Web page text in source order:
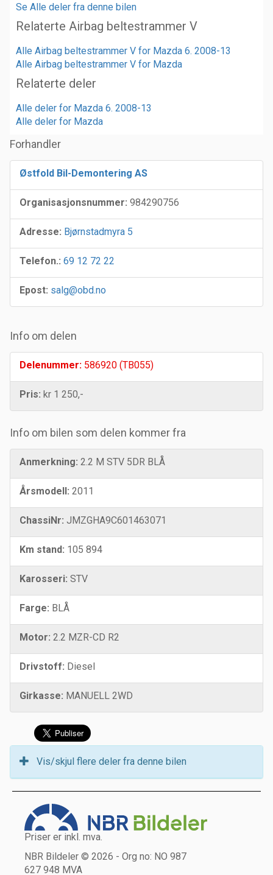
Se Alle deler fra denne bilen
Relaterte Airbag beltestrammer V
Alle Airbag beltestrammer V for Mazda 6. 2008-13
Alle Airbag beltestrammer V for Mazda
Relaterte deler
Alle deler for Mazda 6. 2008-13
Alle deler for Mazda
Forhandler
Østfold Bil-Demontering AS
Organisasjonsnummer: 984290756
Adresse: Bjørnstadmyra 5
Telefon.: 69 12 72 22
Epost: salg@obd.no
Info om delen
Delenummer: 586920 (TB055)
Pris: kr 1 250,-
Info om bilen som delen kommer fra
Anmerkning: 2.2 M STV 5DR BLÅ
Årsmodell: 2011
ChassiNr: JMZGHA9C601463071
Km stand: 105 894
Karosseri: STV
Farge: BLÅ
Motor: 2.2 MZR-CD R2
Drivstoff: Diesel
Girkasse: MANUELL 2WD
Vis/skjul flere deler fra denne bilen
Priser er inkl. mva.
NBR Bildeler © 2026 - Org no: NO 987
627 948 MVA